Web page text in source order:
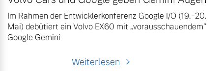
Im Rahmen der Entwicklerkonferenz Google I/O (19.-20.
Mai) debütiert ein Volvo EX60 mit „vorausschauendem“
Google Gemini
Weiterlesen